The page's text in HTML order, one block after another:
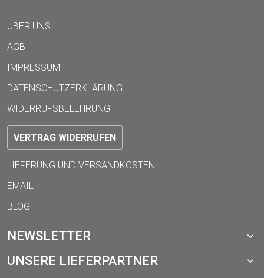
ÜBER UNS
AGB
IMPRESSUM
DATENSCHUTZERKLÄRUNG
WIDERRUFSBELEHRUNG
VERTRAG WIDERRUFEN
LIEFERUNG UND VERSANDKOSTEN
EMAIL
BLOG
NEWSLETTER
UNSERE LIEFERPARTNER